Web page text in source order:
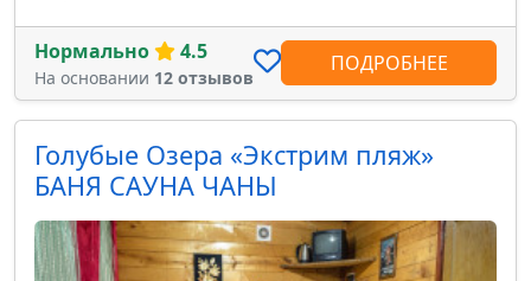
Нормально 4.5
На основании 12 отзывов
ПОДРОБНЕЕ
Голубые Озера «Экстрим пляж»
БАНЯ САУНА ЧАНЫ